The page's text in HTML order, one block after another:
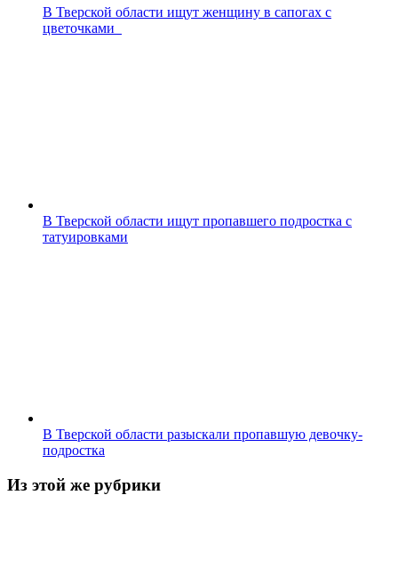
В Тверской области ищут женщину в сапогах с
цветочками
В Тверской области ищут пропавшего подростка с
татуировками
В Тверской области разыскали пропавшую девочку-
подростка
Из этой же рубрики